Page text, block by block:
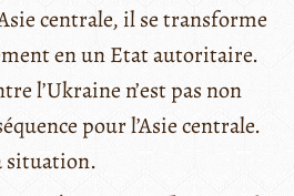
centrale, il se transforme
en un Etat autoritaire.
l’Ukraine n’est pas non
pour l’Asie centrale.
situation.